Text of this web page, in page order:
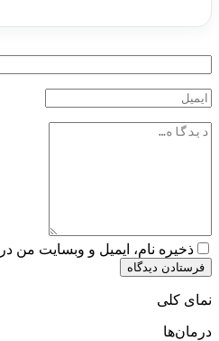
ذخیره نام، ایمیل و وبسایت من
فرستادن دیدگاه
نمای کلی
درمان‌ها